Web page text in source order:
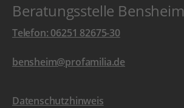
Beratungsstelle Bensheim
Telefon: 06251 82675-30
bensheim@profamilia.de
Datenschutzhinweis